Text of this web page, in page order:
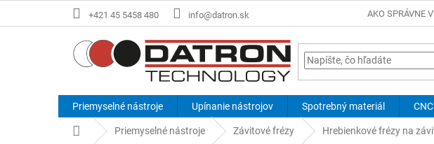
+421 45 5458 480 info@datron.sk AKO SPRÁVNE
Priemyselné nástroje Upínanie nástrojov Spotrebný materiál
DomovPriemyselné nástroje Závitové frézy Hrebienkové frézy na